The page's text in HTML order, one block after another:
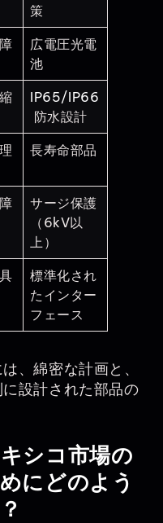
策
広電圧光電
池
IP65/IP66
防水設計
長寿命部品
サージ保護
（6kV以
上）
標準化され
たインター
フェース
、綿密な計画と、
設計された部品の
シコ市場の
にどのよう